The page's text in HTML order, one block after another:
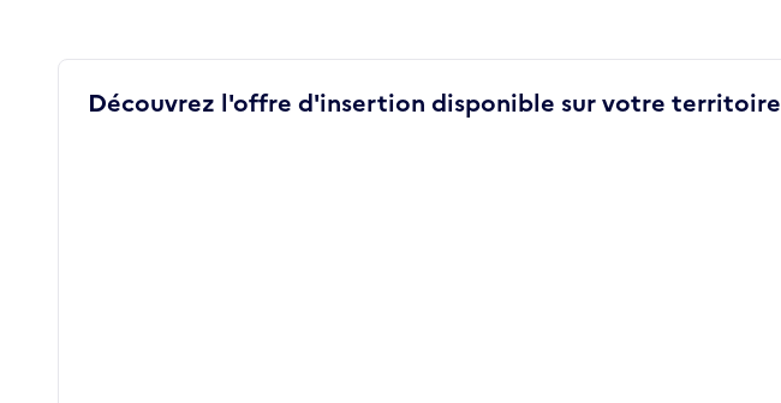
Découvrez l'offre d'insertion disponible sur votre territoire